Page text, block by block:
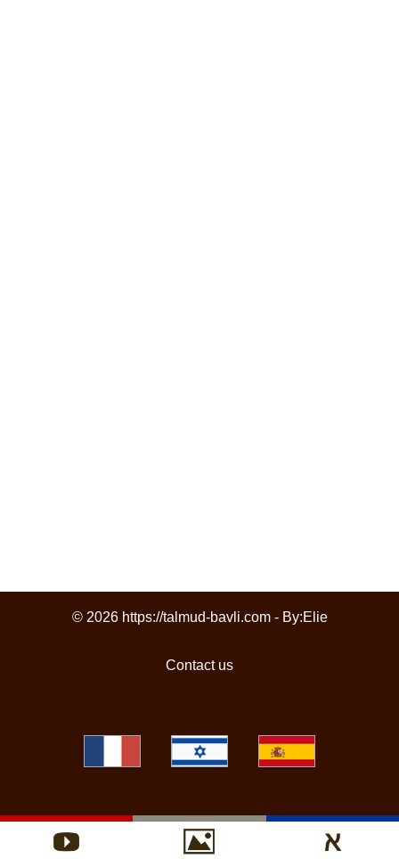
© 2026 https://talmud-bavli.com - By:Elie
Contact us